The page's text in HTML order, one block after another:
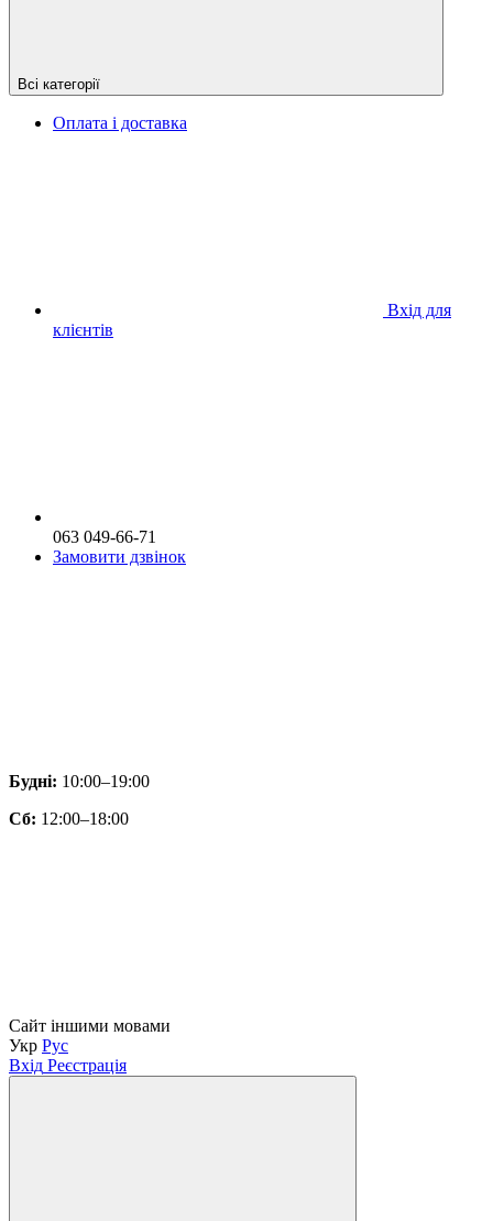
Всі категорії
Оплата і доставка
Вхід для
клієнтів
063 049-66-71
Замовити дзвінок
Будні: 10:00–19:00
Сб: 12:00–18:00
Сайт іншими мовами
Укр Рус
Вхід Реєстрація